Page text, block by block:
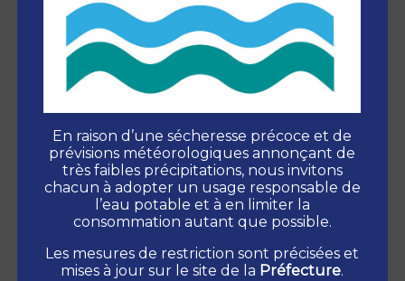
En raison d’une sécheresse précoce et de
prévisions météorologiques annonçant de
très faibles précipitations, nous invitons
chacun à adopter un usage responsable de
l’eau potable et à en limiter la
consommation autant que possible.
Les mesures de restriction sont précisées et
mises à jour sur le site de la Préfecture.